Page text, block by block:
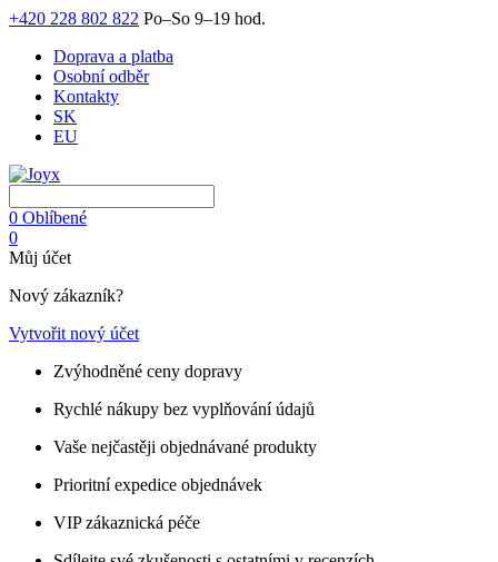
+420 228 802 822 Po–So 9–19 hod.
Doprava a platba
Osobní odběr
Kontakty
SK
EU
0 Oblíbené
0
Můj účet
Nový zákazník?
Vytvořit nový účet
Zvýhodněné ceny dopravy
Rychlé nákupy bez vyplňování údajů
Vaše nejčastěji objednávané produkty
Prioritní expedice objednávek
VIP zákaznická péče